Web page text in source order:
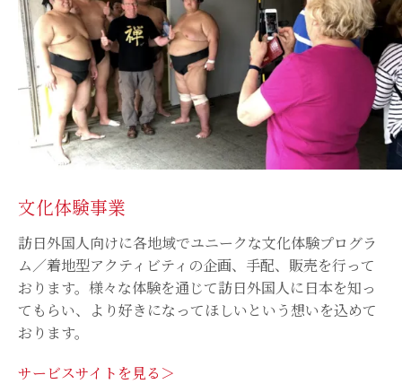
文化体験事業
訪日外国人向けに各地域でユニークな文化体験プログラ
ム／着地型アクティビティの企画、手配、販売を行って
おります。様々な体験を通じて訪日外国人に日本を知っ
てもらい、より好きになってほしいという想いを込めて
おります。
サービスサイトを見る＞